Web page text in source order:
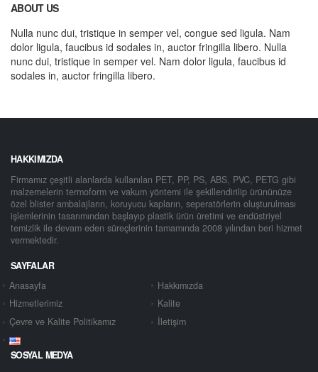
dolor ligula, faucibus id sodales in, auctor fringilla libero. Nulla
nunc dui, tristique in semper vel. Nam dolor ligula, faucibus id
sodales in, auctor fringilla libero.
malzemelerin termoform ve vakum yöntemi ile şekillendirilip ürününüze
özel blister ambalajların, koruyucu kapların, seperatörlerin oluşturulması
işlemlerinin tasarımından başlayıp plastik ürün üretimi ve endüstriyel
temizlik ile devam eden süreçlerinin tamamında 2008 yılından beri hizmet
vermektedir.
Hizmetlerimiz
Kalite
Çevre ve Kalite Politikamız
İletişim
SOSYAL MEDYA